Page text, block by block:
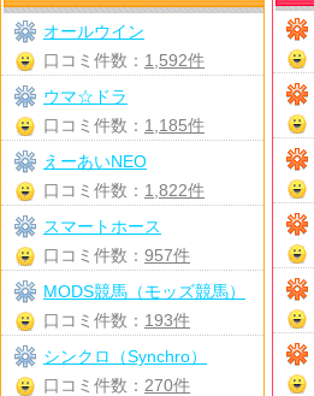
オールウイン
口コミ件数： 1,592件
ウマ☆ドラ
口コミ件数： 1,185件
えーあいNEO
口コミ件数： 1,822件
スマートホース
口コミ件数： 957件
MODS競馬（モッズ競馬）
口コミ件数： 193件
シンクロ（Synchro）
口コミ件数： 270件